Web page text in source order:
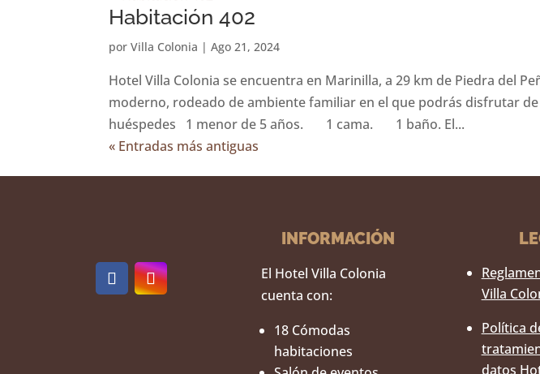
Habitación 402
porVilla Colonia |Ago 21, 2024
Hotel Villa Colonia se encuentra en Marinilla, a 29 km de Piedra del
moderno, rodeado de ambiente familiar en el que podrás disfrutar
huéspedes 1 menor de 5 años. 1 cama. 1 baño. El...
« Entradas más antiguas
INFORMACIÓN
El Hotel Villa Colonia
cuenta con:
18 Cómodas
habitaciones
Villa
Política
datos